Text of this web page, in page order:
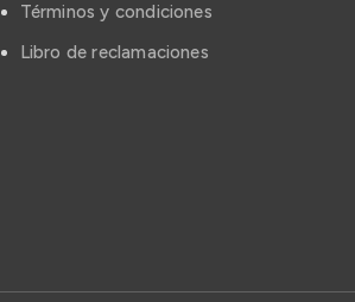
Términos y condiciones
Libro de reclamaciones